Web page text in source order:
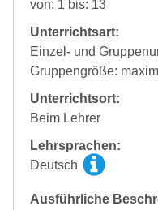
von: 1 bis: 13
Unterrichtsart:
Einzel- und
Gruppengröße:
Unterrichtsort:
Beim Lehrer
Lehrsprachen:
Deutsch
Ausführliche